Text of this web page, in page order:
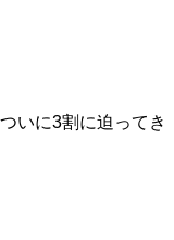
いに3割に迫ってき